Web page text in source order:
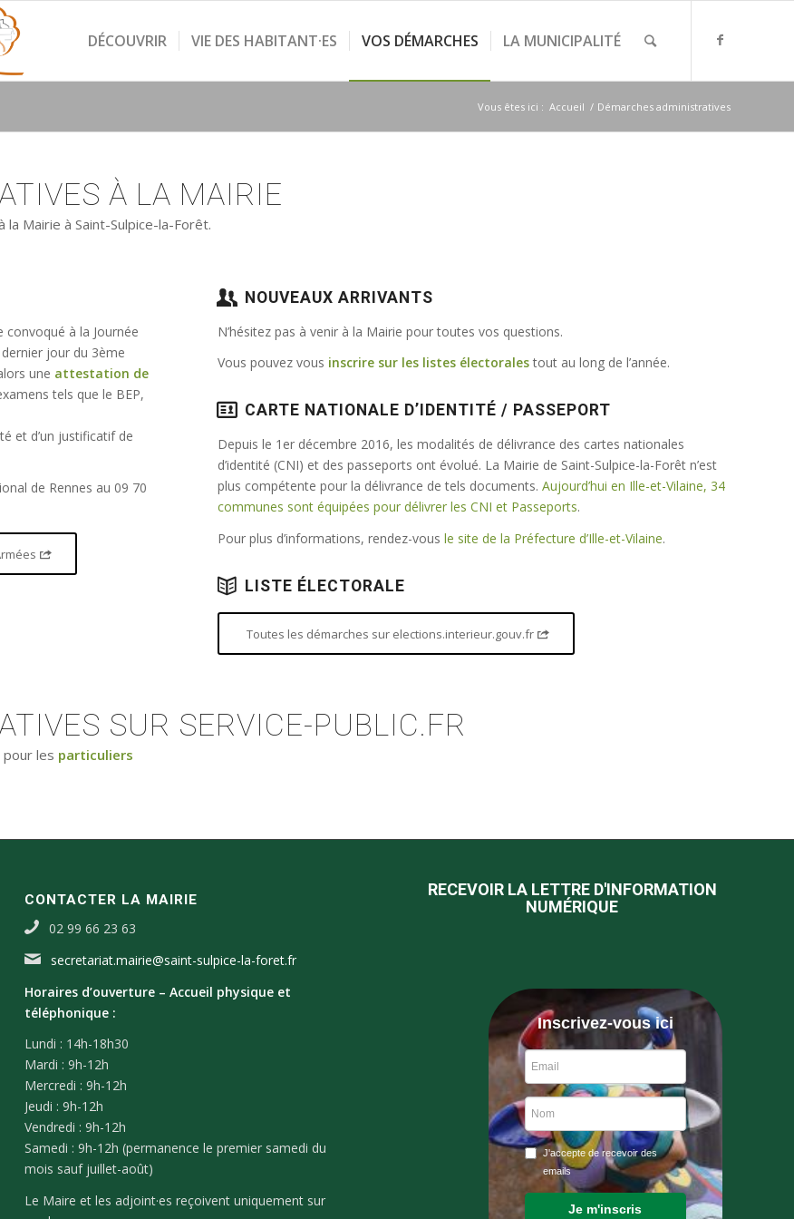
DÉCOUVRIR VIE DES HABITANT·ES VOS DÉMARCHES LA MUNICIPALITÉ
Vous êtes ici : Accueil / Démarches administratives
À LA MAIRIE
Mairie à Saint-Sulpice-la-Forêt.
à la Journée
jour du 3ème
une attestation de
tels que le BEP,
et d’un justificatif de
de Rennes au 09 70
NOUVEAUX ARRIVANTS
N’hésitez pas à venir à la Mairie pour toutes vos questions.
Vous pouvez vous inscrire sur les listes électoralestout au long de l’année.
CARTE NATIONALE D’IDENTITÉ / PASSEPORT
Depuis le 1er décembre 2016, les modalités de délivrance des cartes nationales
d’identité (CNI) et des passeports ont évolué. La Mairie de Saint-Sulpice-la-Forêt n’est
plus compétente pour la délivrance de tels documents.Aujourd’hui en Ille-et-Vilaine, 34
communes sont équipées pour délivrer les CNI et Passeports.
Pour plus d’informations, rendez-vousle site de la Préfecture d’Ille-et-Vilaine.
LISTE ÉLECTORALE
Toutes les démarches sur elections.interieur.gouv.fr
SUR SERVICE-PUBLIC.FR
les particuliers
CONTACTER LA MAIRIE
02 99 66 23 63
secretariat.mairie@saint-sulpice-la-foret.fr
Horaires d’ouverture – Accueil physique et
téléphonique :
Lundi : 14h-18h30
Mardi : 9h-12h
Mercredi : 9h-12h
Jeudi : 9h-12h
Vendredi : 9h-12h
Samedi : 9h-12h (permanence le premier samedi du
mois sauf juillet-août)
Le Maire et les adjoint·es reçoivent uniquement sur
RECEVOIR LA LETTRE D'INFORMATION
NUMÉRIQUE
Inscrivez-vous ici
J'accepte de recevoir des
emails
Je m'inscris